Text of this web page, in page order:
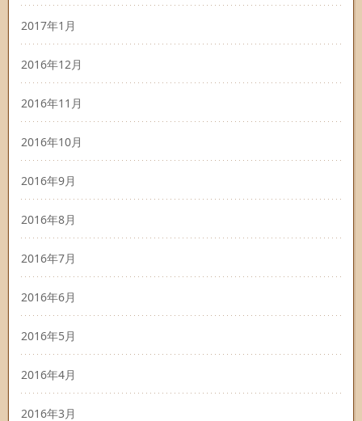
2017年1月
2016年12月
2016年11月
2016年10月
2016年9月
2016年8月
2016年7月
2016年6月
2016年5月
2016年4月
2016年3月